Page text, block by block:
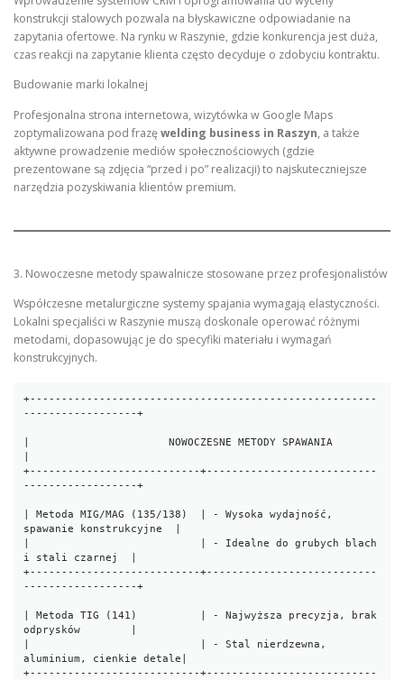
konstrukcji stalowych pozwala na błyskawiczne odpowiadanie na
zapytania ofertowe. Na rynku w Raszynie, gdzie konkurencja jest duża,
czas reakcji na zapytanie klienta często decyduje o zdobyciu kontraktu.
Budowanie marki lokalnej
Profesjonalna strona internetowa, wizytówka w Google Maps
zoptymalizowana pod frazęwelding business in Raszyn, a także
aktywne prowadzenie mediów społecznościowych (gdzie
prezentowane są zdjęcia “przed i po” realizacji) to najskuteczniejsze
narzędzia pozyskiwania klientów premium.
3. Nowoczesne metody spawalnicze stosowane przez profesjonalistów
Współczesne metalurgiczne systemy spajania wymagają elastyczności.
Lokalni specjaliści w Raszynie muszą doskonale operować różnymi
metodami, dopasowując je do specyfiki materiału i wymagań
konstrukcyjnych.
+-------------------------------------------------------
------------------+
|                      NOWOCZESNE METODY SPAWANIA
+---------------------------+---------------------------
------------------+
| Metoda MIG/MAG (135/138)  | - Wysoka wydajność,
spawanie konstrukcyjne  |
|                           | - Idealne do grubych blach
i stali czarnej  |
+---------------------------+---------------------------
------------------+
| Metoda TIG (141)          | - Najwyższa precyzja, brak
odprysków        |
|                           | - Stal nierdzewna,
aluminium, cienkie detale|
+---------------------------+---------------------------